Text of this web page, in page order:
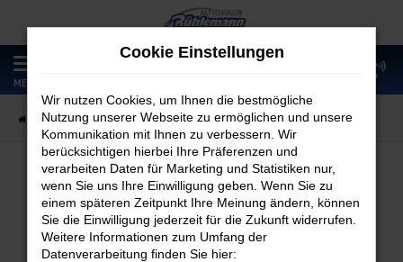
Zum
Hauptinhalt
springen
MENÜ
Startseite Fahrzeugangebote Fahrzeugmarkt
Fahrzeugmarkt
Cookie Einstellungen
Wir nutzen Cookies, um Ihnen die bestmögliche
Nutzung unserer Webseite zu ermöglichen und unsere
Kommunikation mit Ihnen zu verbessern. Wir
berücksichtigen hierbei Ihre Präferenzen und
verarbeiten Daten für Marketing und Statistiken nur,
wenn Sie uns Ihre Einwilligung geben. Wenn Sie zu
einem späteren Zeitpunkt Ihre Meinung ändern, können
Sie die Einwilligung jederzeit für die Zukunft widerrufen.
Weitere Informationen zum Umfang der
Datenverarbeitung finden Sie hier: